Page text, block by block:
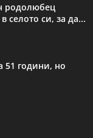
родолюбец
селото си, за да...
51 години, но